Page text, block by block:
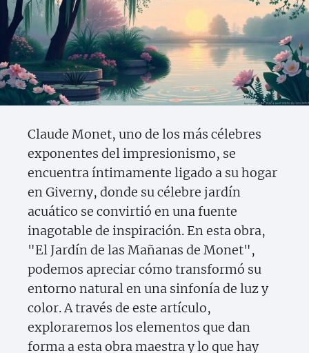
Claude Monet, uno de los más célebres
exponentes del impresionismo, se
encuentra íntimamente ligado a su hogar
en Giverny, donde su célebre jardín
acuático se convirtió en una fuente
inagotable de inspiración. En esta obra,
"El Jardín de las Mañanas de Monet",
podemos apreciar cómo transformó su
entorno natural en una sinfonía de luz y
color. A través de este artículo,
exploraremos los elementos que dan
forma a esta obra maestra y lo que hay